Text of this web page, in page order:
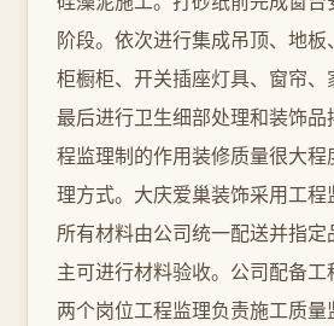
阶段。依次进行集成吊顶、地
柜橱柜、开关插座灯具、窗帘、
最后进行卫生细部处理和装饰品
程监理制的作用装修质量很大程
理方式。大庆爱巢装饰采用工程
所有材料由公司统一配送并指定
主可进行材料验收。公司配备工
两个岗位工程监理负责施工质量